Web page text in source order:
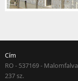
Cím
RO - 537169 - Malomfalva
237 sz.